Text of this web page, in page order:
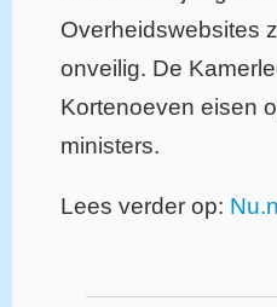
Overheidswebsites
onveilig. De
Kortenoeven eisen
ministers.
Lees verder op: Nu.nl